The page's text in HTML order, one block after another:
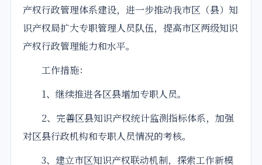
产权行政管理体系建设，进一步推动我市区（县）知
识产权局扩大专职管理人员队伍，提高市区两级知识
产权行政管理能力和水平。
工作措施：
1、继续推进各区县增加专职人员。
2、完善区县知识产权统计监测指标体系，加强
对区县行政机构和专职人员情况的考核。
3、建立市区知识产权联动机制，探索工作新模